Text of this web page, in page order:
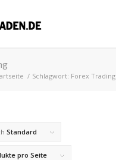
/ Schlagwort: Forex Trading
Standard
pro Seite